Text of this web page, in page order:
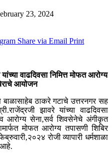
23, 2024
Share via Email Print
वाढदिवसा निमित्त मोफत आरोग्य
आयोजन
बाळासाहेब ठाकरे गटाचे उत्तरनगर सह
झावरे यांच्या वाढदिवसा
आरोग्य सेना,सर्व शिवसेनेचे अंगीकृत
मोफत आरोग्य तपासणी शिबिर
रोजी व्यापारी धर्मशाळा